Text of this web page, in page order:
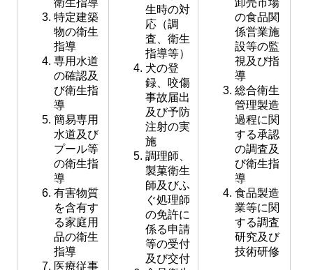
衛生指導
特定建築
物の衛生
指導
専用水道
の確認及
び衛生指
導
簡易専用
水道及び
プール等
の衛生指
導
有害物質
を含有す
る家庭用
品の衛生
指導
医療従事
生時の対
応（調
査、衛生
指導等）
犬の登
録、咬傷
事故届出
及び予防
注射の実
施
調理師、
製菓衛生
師及びふ
ぐ処理師
の免許に
係る申請
等の受付
及び交付
卸売市場
の食品関
係営業施
設等の監
視及び指
導
総合衛生
管理製造
過程に関
する承認
の調査及
び衛生指
導
食品製造
業等に関
する調査
研究及び
技術研修